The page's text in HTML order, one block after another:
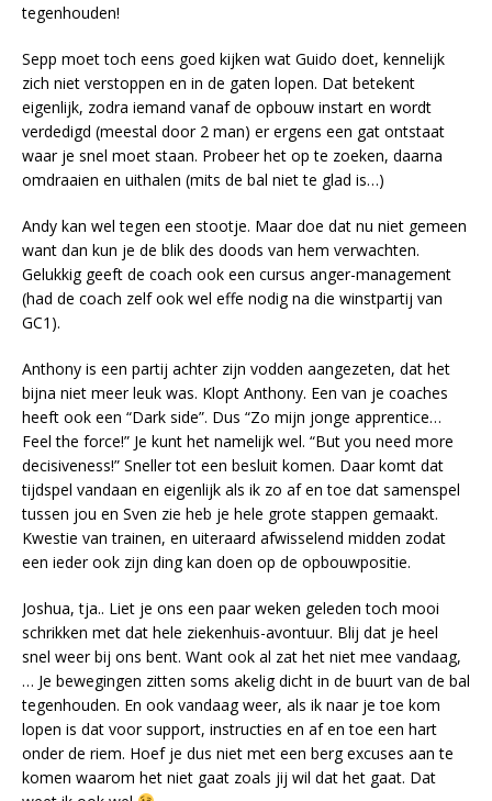
tegenhouden!
Sepp moet toch eens goed kijken wat Guido doet, kennelijk
zich niet verstoppen en in de gaten lopen. Dat betekent
eigenlijk, zodra iemand vanaf de opbouw instart en wordt
verdedigd (meestal door 2 man) er ergens een gat ontstaat
waar je snel moet staan. Probeer het op te zoeken, daarna
omdraaien en uithalen (mits de bal niet te glad is…)
Andy kan wel tegen een stootje. Maar doe dat nu niet gemeen
want dan kun je de blik des doods van hem verwachten.
Gelukkig geeft de coach ook een cursus anger-management
(had de coach zelf ook wel effe nodig na die winstpartij van
GC1).
Anthony is een partij achter zijn vodden aangezeten, dat het
bijna niet meer leuk was. Klopt Anthony. Een van je coaches
heeft ook een “Dark side”. Dus “Zo mijn jonge apprentice…
Feel the force!” Je kunt het namelijk wel. “But you need more
decisiveness!” Sneller tot een besluit komen. Daar komt dat
tijdspel vandaan en eigenlijk als ik zo af en toe dat samenspel
tussen jou en Sven zie heb je hele grote stappen gemaakt.
Kwestie van trainen, en uiteraard afwisselend midden zodat
een ieder ook zijn ding kan doen op de opbouwpositie.
Joshua, tja.. Liet je ons een paar weken geleden toch mooi
schrikken met dat hele ziekenhuis-avontuur. Blij dat je heel
snel weer bij ons bent. Want ook al zat het niet mee vandaag,
… Je bewegingen zitten soms akelig dicht in de buurt van de bal
tegenhouden. En ook vandaag weer, als ik naar je toe kom
lopen is dat voor support, instructies en af en toe een hart
onder de riem. Hoef je dus niet met een berg excuses aan te
komen waarom het niet gaat zoals jij wil dat het gaat. Dat